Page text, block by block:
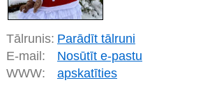
Tālrunis: Parādīt tālruni
E-mail:
Nosūtīt e-pastu
WWW:
apskatīties